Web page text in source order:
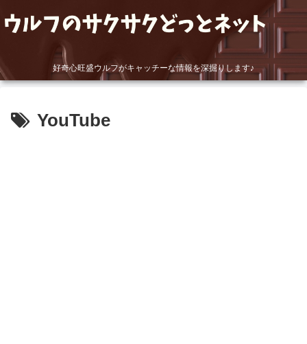
好奇心旺盛ウルフがキャッチーな情報を深掘りします♪
YouTube